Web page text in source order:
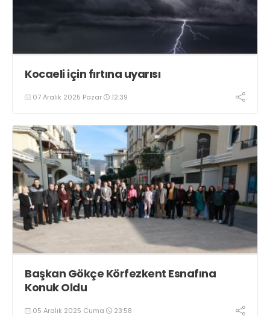
Kocaeli için fırtına uyarısı
07 Aralık 2025 Pazar 12:39
Başkan Gökçe Körfezkent Esnafına
Konuk Oldu
05 Aralık 2025 Cuma 23:58